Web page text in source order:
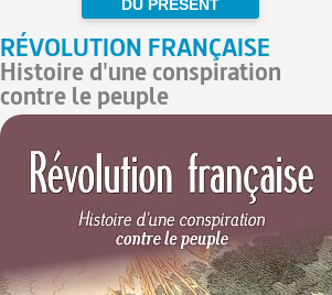
DU PRÉSENT
RÉVOLUTION FRANÇAISE
Histoire d'une conspiration
contre le peuple